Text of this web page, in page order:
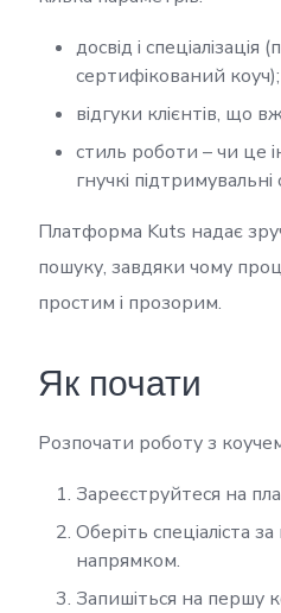
досвід і
сертифікований коуч);
відгуки клієнтів, що
стиль роботи – чи це
гнучкі підтримувальні
Платформа Kuts надає
пошуку, завдяки чому
простим і прозорим.
Як почати
Розпочати роботу з
Зареєструйтеся на
Оберіть спеціаліста
напрямком.
Запишіться на першу